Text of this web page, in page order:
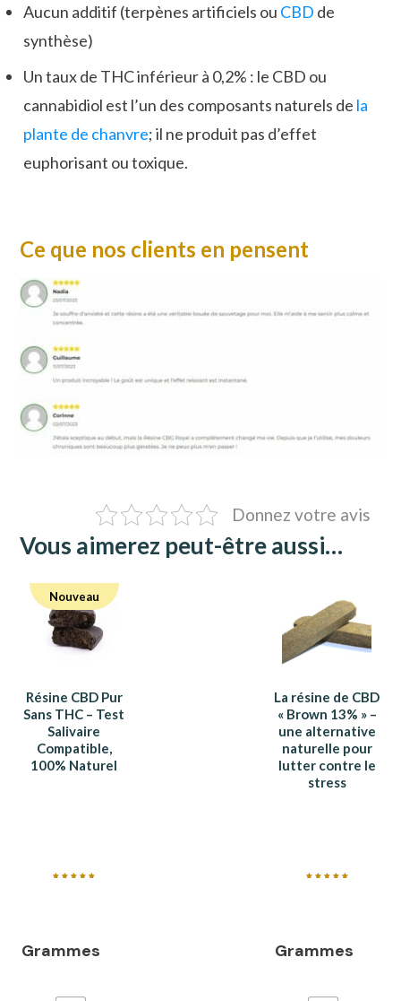
Aucun additif (terpènes artificiels ou CBD de
synthèse)
Un taux de THC inférieur à 0,2% : le CBD ou
cannabidiol est l’un des composants naturels de la
plante de chanvre; il ne produit pas d’effet
euphorisant ou toxique.
Ce que nos clients en pensent
Donnez votre avis
Vous aimerez peut-être aussi…
Nouveau
Résine CBD Pur
Sans THC – Test
Salivaire
Compatible,
100% Naturel
Grammes
La résine de CBD
« Brown 13% » –
une alternative
naturelle pour
lutter contre le
stress
Grammes